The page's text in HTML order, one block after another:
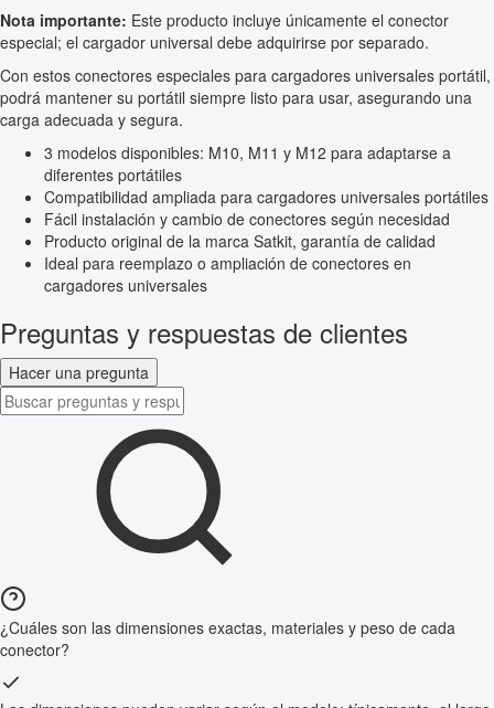
Nota importante: Este producto incluye únicamente el conector
especial; el cargador universal debe adquirirse por separado.
Con estos conectores especiales para cargadores universales portátil,
podrá mantener su portátil siempre listo para usar, asegurando una
carga adecuada y segura.
3 modelos disponibles: M10, M11 y M12 para adaptarse a
diferentes portátiles
Compatibilidad ampliada para cargadores universales portátiles
Fácil instalación y cambio de conectores según necesidad
Producto original de la marca Satkit, garantía de calidad
Ideal para reemplazo o ampliación de conectores en
cargadores universales
Preguntas y respuestas de clientes
Hacer una pregunta
¿Cuáles son las dimensiones exactas, materiales y peso de cada
conector?